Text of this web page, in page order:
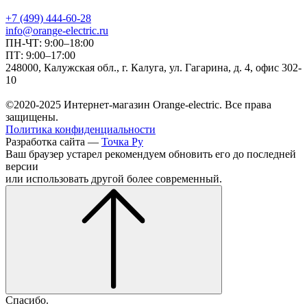
+7 (499) 444-60-28
info@orange-electric.ru
ПН-ЧТ: 9:00–18:00
ПТ: 9:00–17:00
248000, Калужская обл., г. Калуга, ул. Гагарина, д. 4, офис 302-
10
©2020-2025 Интернет-магазин Orange-electric. Все права
защищены.
Политика конфиденциальности
Разработка сайта — Точка Ру
Ваш браузер устарел рекомендуем обновить его до последней
версии
или использовать другой более современный.
Спасибо.